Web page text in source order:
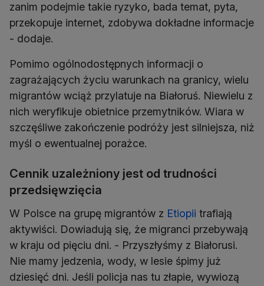
zanim podejmie takie ryzyko, bada temat, pyta,
przekopuje internet, zdobywa dokładne informacje
- dodaje.
Pomimo ogólnodostępnych informacji o
zagrażających życiu warunkach na granicy, wielu
migrantów wciąż przylatuje na Białoruś. Niewielu z
nich weryfikuje obietnice przemytników. Wiara w
szczęśliwe zakończenie podróży jest silniejsza, niż
myśl o ewentualnej porażce.
Cennik uzależniony jest od trudności
przedsięwzięcia
W Polsce na grupę migrantów z Etiopii trafiają
aktywiści. Dowiadują się, że migranci przebywają
w kraju od pięciu dni. - Przyszłyśmy z Białorusi.
Nie mamy jedzenia, wody, w lesie śpimy już
dziesięć dni. Jeśli policja nas tu złapie, wywiozą